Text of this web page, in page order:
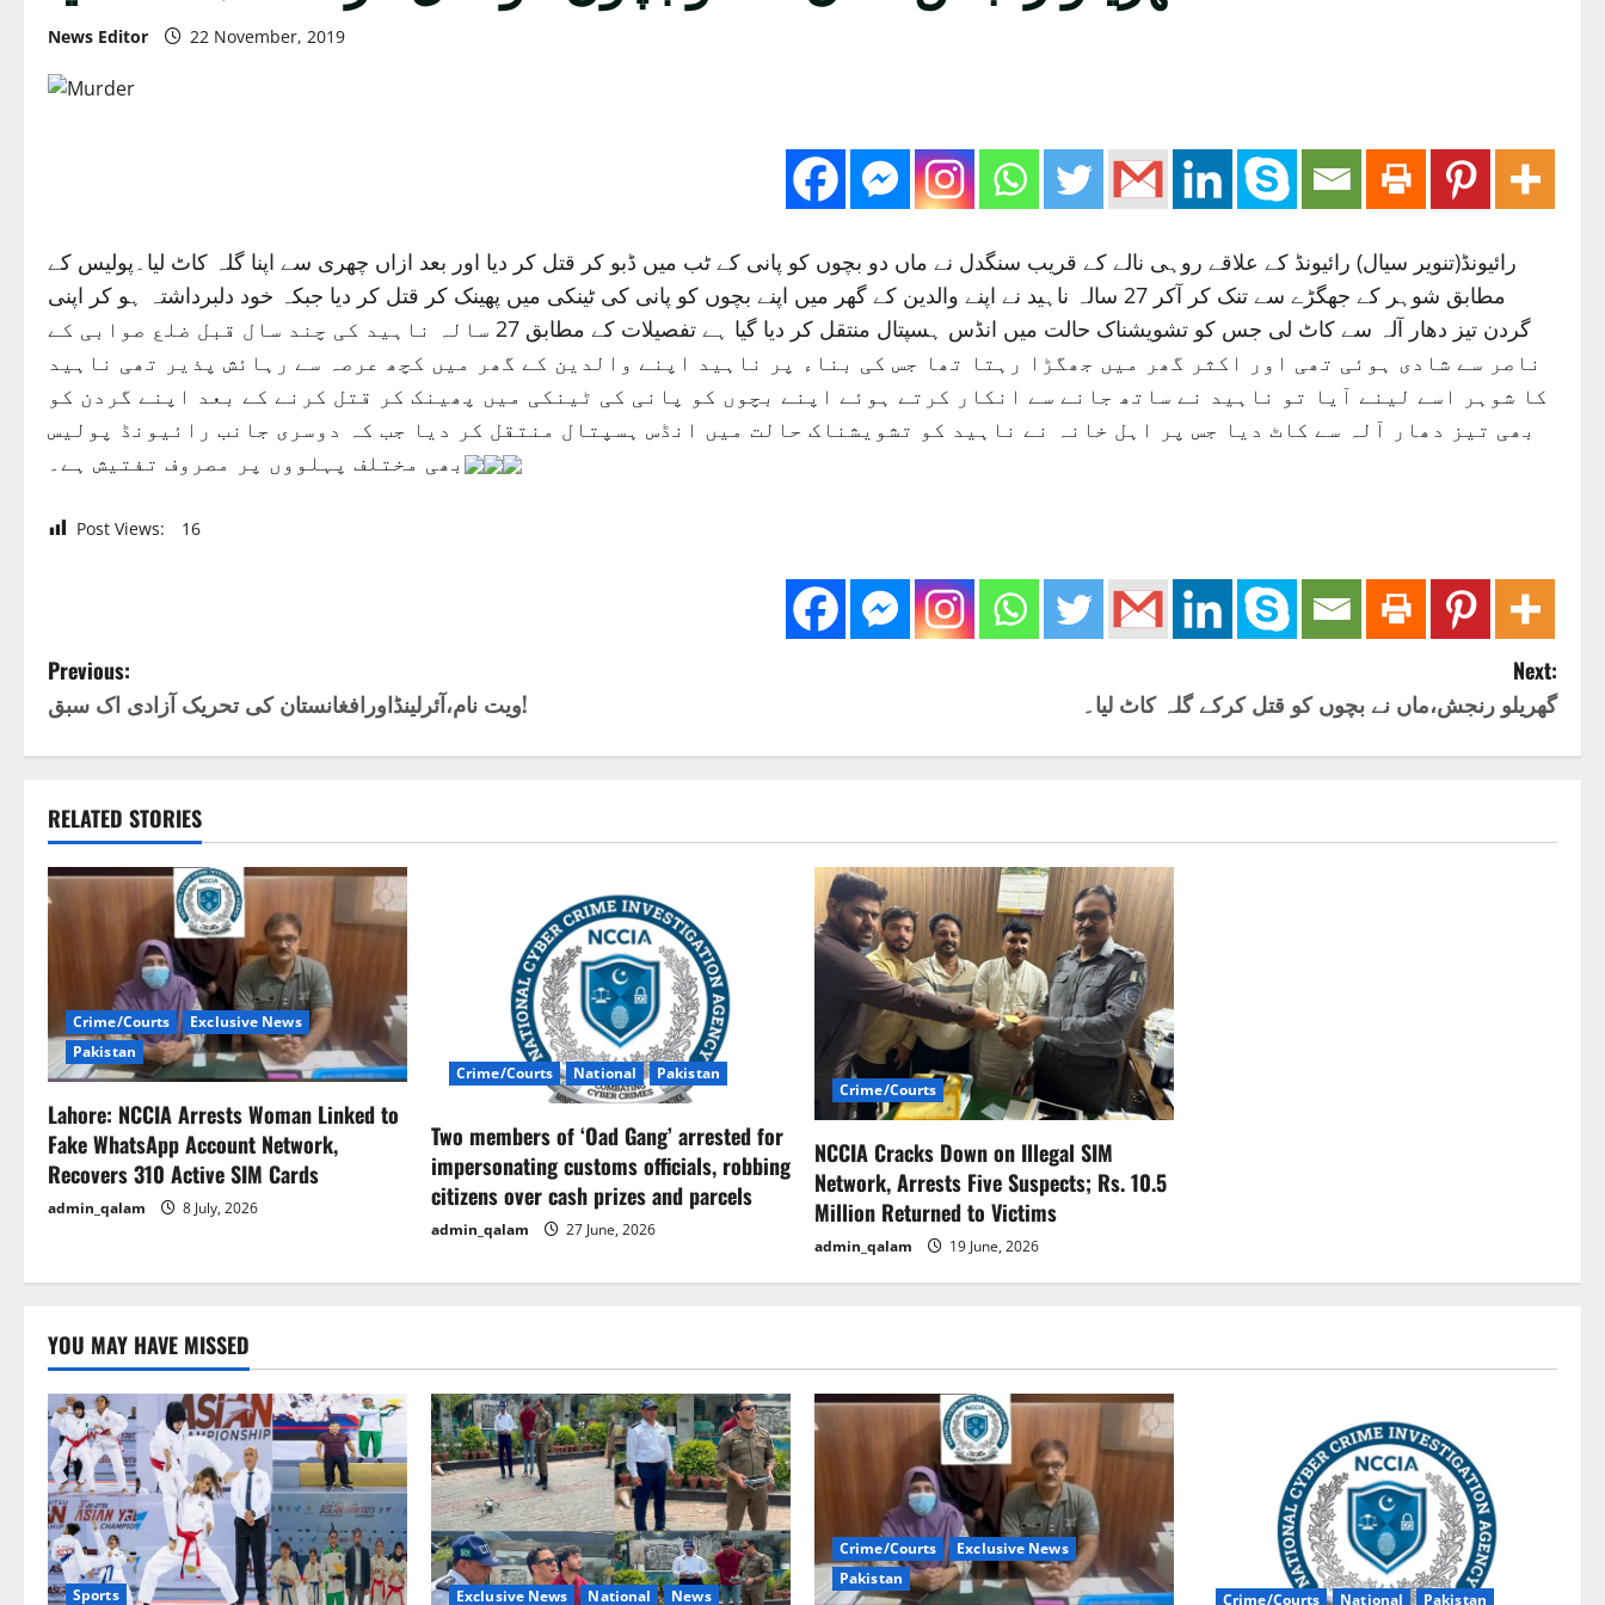
News Editor 22 November, 2019
رائیونڈ(تنویر سیال) رائیونڈ کے علاقے روہی نالے کے قریب سنگدل نے ماں دو بچوں کو پانی کے ٹب میں ڈبو کر قتل کر دیا اور بعد ازاں چھری سے اپنا گلہ کاٹ لیا۔پولیس کے
مطابق شوہر کے جھگڑے سے تنک کر آکر 27 سالہ ناہید نے اپنے والدین کے گھر میں اپنے بچوں کو پانی کی ٹینکی میں پھینک کر قتل کر دیا جبکہ خود دلبرداشتہ ہو کر اپنی
گردن تیز دھار آلہ سے کاٹ لی جس کو تشویشناک حالت میں انڈس ہسپتال منتقل کر دیا گیا ہے تفصیلات کے مطابق 27 سالہ ناہید کی چند سال قبل ضلع صوابی کے
ناصر سے شادی ہوئی تھی اور اکثر گھر میں جھگڑا رہتا تھا جس کی بناء پر ناہید اپنے والدین کے گھر میں کچھ عرصہ سے رہائش پذیر تھی ناہید
کا شوہر اسے لینے آیا تو ناہید نے ساتھ جانے سے انکار کرتے ہوئے اپنے بچوں کو پانی کی ٹینکی میں پھینک کر قتل کرنے کے بعد اپنے گردن کو
بھی تیز دھار آلہ سے کاٹ دیا جس پر اہل خانہ نے ناہید کو تشویشناک حالت میں انڈس ہسپتال منتقل کر دیا جب کہ دوسری جانب رائیونڈ پولیس
بھی مختلف پہلووں پر مصروف تفتیش ہے۔
Post Views: 16
P
o
t
n
a
i
g
a
t
i
o
n
Previous:
ویت نام،آئرلینڈاورافغانستان کی تحریک آزادی اک سبق!
Next:
گھریلو رنجش،ماں نے بچوں کو قتل کرکے گلہ کاٹ لیا۔
RELATED STORIES
Crime/Courts
Exclusive News
Pakistan
Lahore: NCCIA Arrests Woman Linked to
Fake WhatsApp Account Network,
Recovers 310 Active SIM Cards
admin_qalam 8 July, 2026
Crime/Courts National Pakistan
Two members of ‘Oad Gang’ arrested for
impersonating customs officials, robbing
citizens over cash prizes and parcels
admin_qalam 27 June, 2026
Crime/Courts
NCCIA Cracks Down on Illegal SIM
Network, Arrests Five Suspects; Rs. 10.5
Million Returned to Victims
admin_qalam 19 June, 2026
YOU MAY HAVE MISSED
Sports Exclusive News National News
Crime/Courts
Exclusive News
Pakistan
Crime/Courts
National Pakistan